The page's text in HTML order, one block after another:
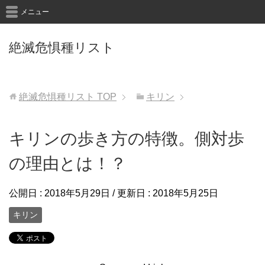
絶滅危惧種リスト
メニュー
絶滅危惧種リスト TOP キリン
キリンの歩き方の特徴。側対歩
の理由とは！？
公開日 : 2018年5月29日 / 更新日 : 2018年5月25日
キリン